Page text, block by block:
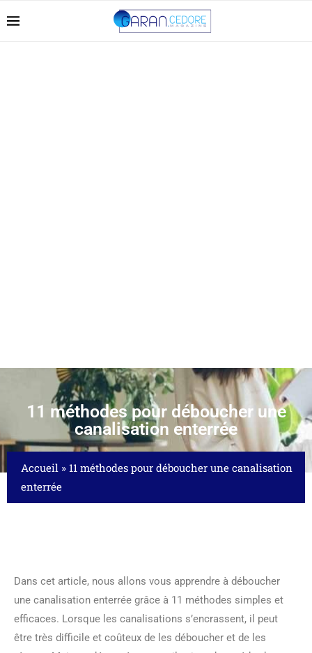
11 méthodes pour déboucher une
canalisation enterrée
Accueil » 11 méthodes pour déboucher une canalisation
enterrée
Dans cet article, nous allons vous apprendre à déboucher
une canalisation enterrée grâce à 11 méthodes simples et
efficaces. Lorsque les canalisations s’encrassent, il peut
être très difficile et coûteux de les déboucher et de les